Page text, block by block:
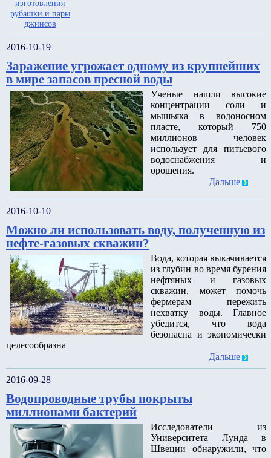
2016-10-19
Заражение угрожает одному из крупнейших
в мире запасов пресной воды
Ученые нашли высокие
концентрации соли и
мышьяка в водоносном
пласте, который 750
миллионов человек
использует для питьевого
водоснабжения и
орошения.
Дальше
2016-10-10
Можно ли использовать воду, полученную из
нефте-газовых скважин?
Вода, которая выкачивается
из глубин во время бурения
нефтяных и газовых
скважин, может помочь
фермерам пережить
нехватку воды. Главное
убедится, что вода
безопасна и экономически
целесообразна
Дальше
2016-09-28
Водопроводные трубы покрыты
миллионами бактерий
Исследователи из
Университета Лунда в
Швеции обнаружили, что